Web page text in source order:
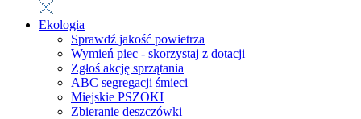
Ekologia
Sprawdź jakość powietrza
Wymień piec - skorzystaj z dotacji
Zgłoś akcję sprzątania
ABC segregacji śmieci
Miejskie PSZOKI
Zbieranie deszczówki